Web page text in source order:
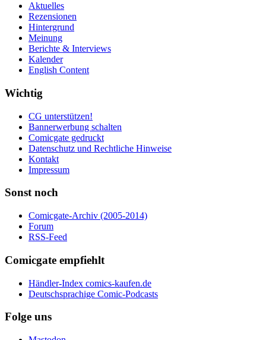
Aktuelles
Rezensionen
Hintergrund
Meinung
Berichte & Interviews
Kalender
English Content
Wichtig
CG unterstützen!
Bannerwerbung schalten
Comicgate gedruckt
Datenschutz und Rechtliche Hinweise
Kontakt
Impressum
Sonst noch
Comicgate-Archiv (2005-2014)
Forum
RSS-Feed
Comicgate empfiehlt
Händler-Index comics-kaufen.de
Deutschsprachige Comic-Podcasts
Folge uns